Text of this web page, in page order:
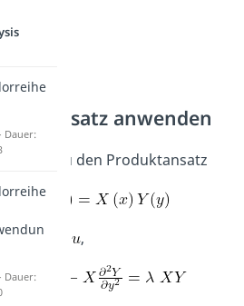
anwenden
wählst du den Produktansatz
für ,
Dauer:
Dauer: